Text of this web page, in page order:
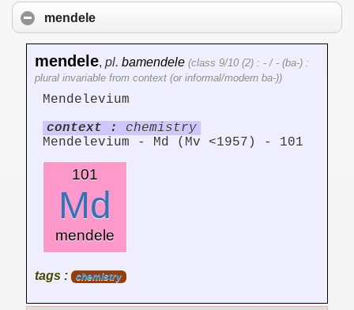
mendele
mendele, pl. bamendele (class 9/10 (2) : - / - (ba-) :
plural invariable from context (or informal/modern ba-))
Mendelevium
context :
chemistry
Mendelevium - Md (Mv <1957) - 101
101
Md
mendele
tags : chemistry